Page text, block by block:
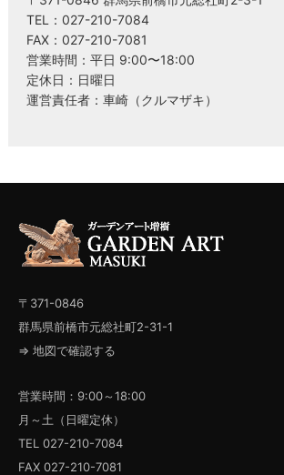
TEL：027-210-7084
FAX：027-210-7081
営業時間：平日 9:00〜18:00
定休日：日曜日
運営責任者：車崎（クルマザキ）
〒371-0846
群馬県前橋市元総社町2-31-1
⇒ 地図で確認する
営業時間：9:00～18:00
月～土（日曜定休）
TEL 027-210-7084
FAX 027-210-7081